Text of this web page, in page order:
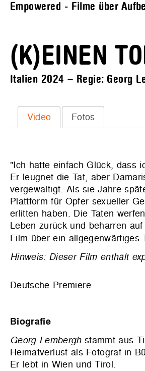
Empowered - Filme über
(K)EINEN
Italien 2024 – Regie: Georg
Video Fotos
"Ich hatte einfach Glück, dass
Er leugnet die Tat, aber
vergewaltigt. Als sie Jahre
Plattform für Opfer sexueller
erlitten haben. Die Taten
Leben zurück und beharren
Film über ein allgegenwärtiges
Hinweis: Dieser Film enthält
Deutsche Premiere
Biografie
Georg Lemberghstammt aus
Heimatverlust als Fotograf in
Er lebt in Wien und Tirol.